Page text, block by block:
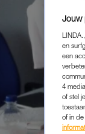
Jouw
en
een
4
of stel
of in de